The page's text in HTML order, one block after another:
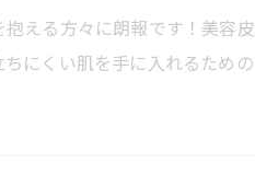
抱える方々に朗報です！美容
ちにくい肌を手に入れるため